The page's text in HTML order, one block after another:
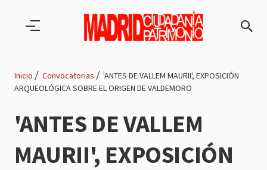
de
navegación
Inicio Convocatorias
'ANTES DE VALLEM MAURII', EXPOSICIÓN
ARQUEOLÓGICA SOBRE EL ORIGEN DE VALDEMORO
'ANTES DE VALLEM
MAURII', EXPOSICIÓN